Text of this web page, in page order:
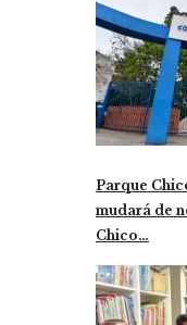
Parque
mudará de
Chico…